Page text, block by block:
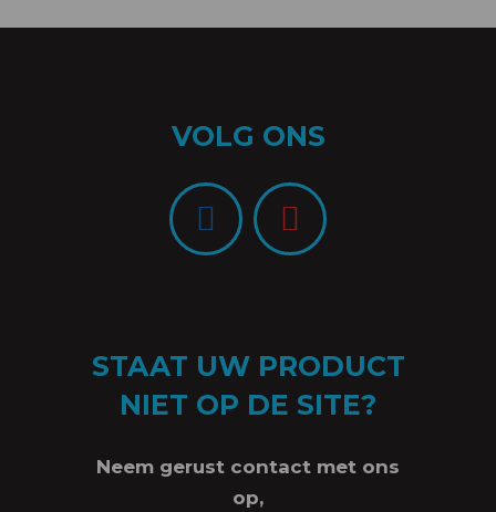
VOLG ONS
STAAT UW PRODUCT
NIET OP DE SITE?
Neem gerust contact met ons
op,